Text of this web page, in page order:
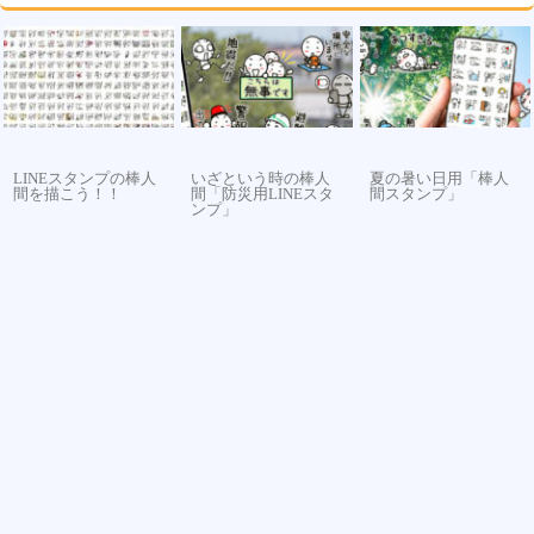
LINEスタンプの棒人
間を描こう！！
いざという時の棒人
間「防災用LINEスタ
ンプ」
夏の暑い日用「棒人
間スタンプ」